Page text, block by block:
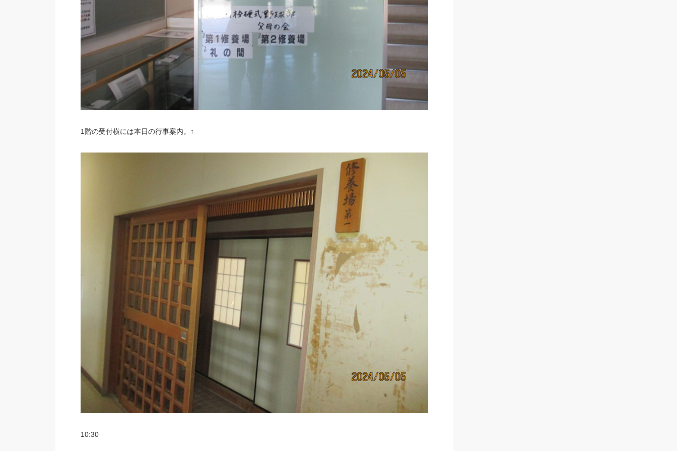
1階の受付横には本日の行事案内。↑
10:30